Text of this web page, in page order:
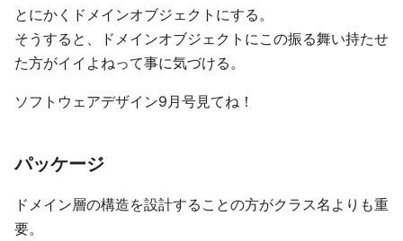
とにかくドメインオブジェクトにする。
そうすると、ドメインオブジェクトにこの振る舞い持たせ
た方がイイよねって事に気づける。
ソフトウェアデザイン9月号見てね！
パッケージ
ドメイン層の構造を設計することの方がクラス名よりも重
要。